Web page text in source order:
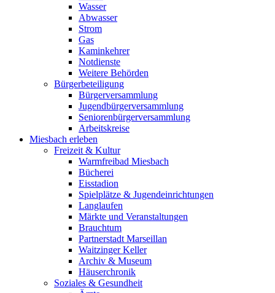
Wasser
Abwasser
Strom
Gas
Kaminkehrer
Notdienste
Weitere Behörden
Bürgerbeteiligung
Bürgerversammlung
Jugendbürgerversammlung
Seniorenbürgerversammlung
Arbeitskreise
Miesbach erleben
Freizeit & Kultur
Warmfreibad Miesbach
Bücherei
Eisstadion
Spielplätze & Jugendeinrichtungen
Langlaufen
Märkte und Veranstaltungen
Brauchtum
Partnerstadt Marseillan
Waitzinger Keller
Archiv & Museum
Häuserchronik
Soziales & Gesundheit